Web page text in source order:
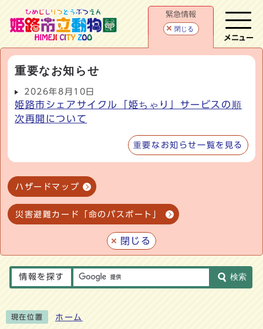
緊急情報
閉じる
重要なお知らせ
2026年8月10日
姫路市シェアサイクル「姫ちゃり」サービスの順
次再開について
重要なお知らせ一覧を見る
ハザードマップ
災害避難カード「命のパスポート」
閉じる
メニュー
情報を探す 検索
現在位置 ホーム